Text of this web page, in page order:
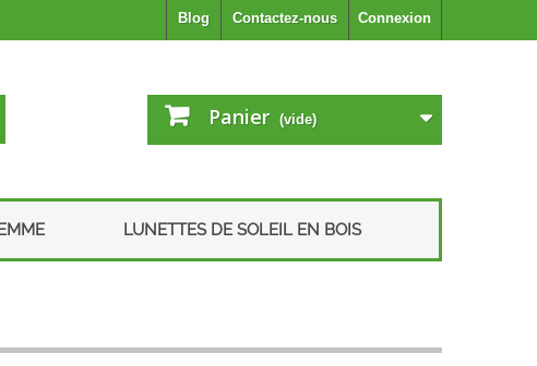
Connexion
Contactez-nous
Blog
Panier (vide)
LUNETTES DE SOLEIL EN BOIS